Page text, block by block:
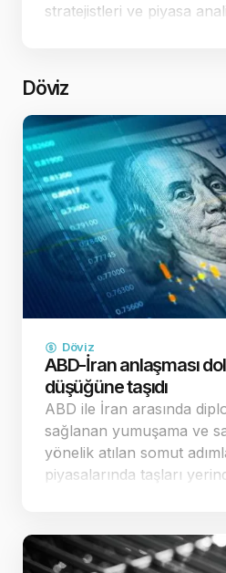
stratejistleri ve piyasa
revizyonu beklent…
Döviz
Döviz
ABD-İran anlaşması
düşüğüne taşıdı
ABD ile İran arasında
sağlanan yumuşama ve
yönelik atılan somut
piyasalarında taşları
yatırımcıların "g…